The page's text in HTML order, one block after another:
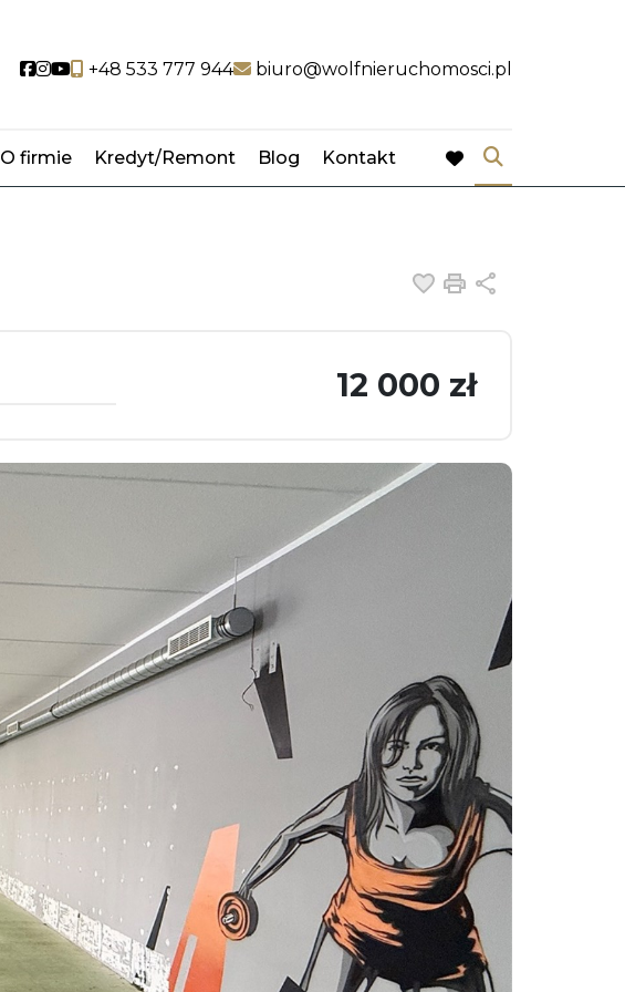
Social link
Social link
Social link
+48 533 777 944 biuro@wolfnieruchomosci.pl
O firmie Kredyt/Remont Blog Kontakt
favorite
Dodaj do
Drukuj
12 000 zł